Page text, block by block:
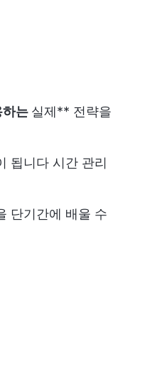
하는 실제** 전략을
됩니다 시간 관리
단기간에 배울 수